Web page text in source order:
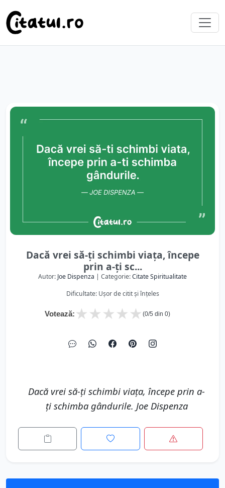
Dacă vrei să-ți schimbi viața, începe
prin a-ți sc...
Autor: Joe Dispenza | Categorie:Citate Spiritualitate
Dificultate: Ușor de citit și înțeles
Votează: ★
★
★
★
★ (0/5 din 0)
Dacă vrei să-ți schimbi viața, începe prin a-
ți schimba gândurile. Joe Dispenza